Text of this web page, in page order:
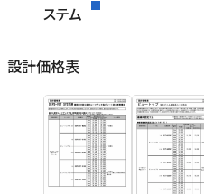
ステム
設計価格表